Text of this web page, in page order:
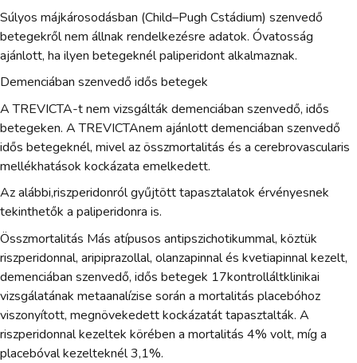
Súlyos májkárosodásban (Child–Pugh Cstádium) szenvedő
betegekről nem állnak rendelkezésre adatok. Óvatosság
ajánlott, ha ilyen betegeknél paliperidont alkalmaznak.
Demenciában szenvedő idős betegek
A TREVICTA-t nem vizsgálták demenciában szenvedő, idős
betegeken. A TREVICTAnem ajánlott demenciában szenvedő
idős betegeknél, mivel az összmortalitás és a cerebrovascularis
mellékhatások kockázata emelkedett.
Az alábbi,riszperidonról gyűjtött tapasztalatok érvényesnek
tekinthetők a paliperidonra is.
Összmortalitás Más atípusos antipszichotikummal, köztük
riszperidonnal, aripiprazollal, olanzapinnal és kvetiapinnal kezelt,
demenciában szenvedő, idős betegek 17kontrolláltklinikai
vizsgálatának metaanalízise során a mortalitás placebóhoz
viszonyított, megnövekedett kockázatát tapasztalták. A
riszperidonnal kezeltek körében a mortalitás 4% volt, míg a
placebóval kezelteknél 3,1%.